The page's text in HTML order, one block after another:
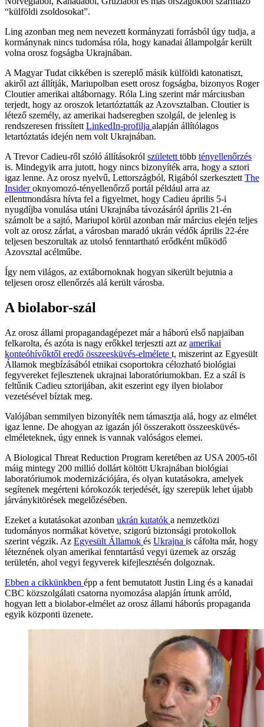
“külföldi zsoldosokat”.
Ling azonban meg nem nevezett kormányzati forrásból úgy tudja, a
kormánynak nincs tudomása róla, hogy kanadai állampolgár került
volna orosz fogságba Ukrajnában.
A Magyar Tudat cikkében is szereplő másik külföldi katonatiszt,
akiről azt állítják, Mariupolban esett orosz fogságba, bizonyos Roger
Cloutier amerikai altábornagy. Róla Ling szerint már márciusban
terjedt, hogy az oroszok letartóztatták az Azovsztalban. Cloutier is
létező személy, az amerikai hadseregben szolgál, de jelenleg is
rendszeresen frissített LinkedIn-profilja alapján állítólagos
letartóztatás idején nem volt Ukrajnában.
A Trevor Cadieu-ről szóló állításokról született több tényellenőrzés
is. Mindegyik arra jutott, hogy nincs bizonyíték arra, hogy a sztori
igaz lenne. Az orosz nyelvű, Lettországból, Rigából szerkesztett The
Insideroknyomozó-tényellenőrző portál például arra az
ellentmondásra hívta fel a figyelmet, hogy Cadieu április 5-i
nyugdíjba vonulása utáni Ukrajnába távozásáról április 21-én
számolt be a sajtó, Mariupol körül azonban már március elején teljes
volt az orosz zárlat, a városban maradó ukrán védők április 22-ére
teljesen beszorultak az utolsó fenntartható erődként működő
Azovsztal acélműbe.
Így nem világos, az extábornoknak hogyan sikerült bejutnia a
teljesen orosz ellenőrzés alá került városba.
A biolabor-szál
Az orosz állami propagandagépezet már a háború első napjaiban
felkarolta, és azóta is nagy erőkkel terjeszti azt az amerikai
konteóhívőktől eredő összeesküvés-elmélete t, miszerint az Egyesült
Államok megbízásából etnikai csoportokra célozható biológiai
fegyvereket fejlesztenek ukrajnai laboratóriumokban. Ez a szál is
feltűnik Cadieu sztorijában, akit eszerint egy ilyen biolabor
vezetésével bíztak meg.
Valójában semmilyen bizonyíték nem támasztja alá, hogy az elmélet
igaz lenne. De ahogyan az igazán jól összerakott összeesküvés-
elméleteknek, úgy ennek is vannak valóságos elemei.
A Biological Threat Reduction Program keretében az USA 2005-től
máig mintegy 200 millió dollárt költött Ukrajnában biológiai
laboratóriumok modernizációjára, és olyan kutatásokra, amelyek
segítenek megérteni kórokozók terjedését, így szerepük lehet újabb
járványkitörések megelőzésében.
Ezeket a kutatásokat azonban ukrán kutatók a nemzetközi
tudományos normákat követve, szigorú biztonsági protokollok
szerint végzik. Az Egyesült Államok és Ukrajna is cáfolta már, hogy
léteznének olyan amerikai fenntartású vegyi üzemek az ország
területén, ahol vegyi fegyverek kifejlesztésén dolgoznak.
Ebben a cikkünkben épp a fent bemutatott Justin Ling és a kanadai
CBC közszolgálati csatorna nyomozása alapján írtunk arróld,
hogyan lett a biolabor-elmélet az orosz állami háborús propaganda
egyik központi üzenete.